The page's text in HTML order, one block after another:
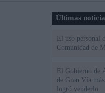
Últimas
El uso personal
Comunidad de
El Gobierno de
de Gran Vía
logró venderlo